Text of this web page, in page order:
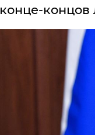
конце-концов